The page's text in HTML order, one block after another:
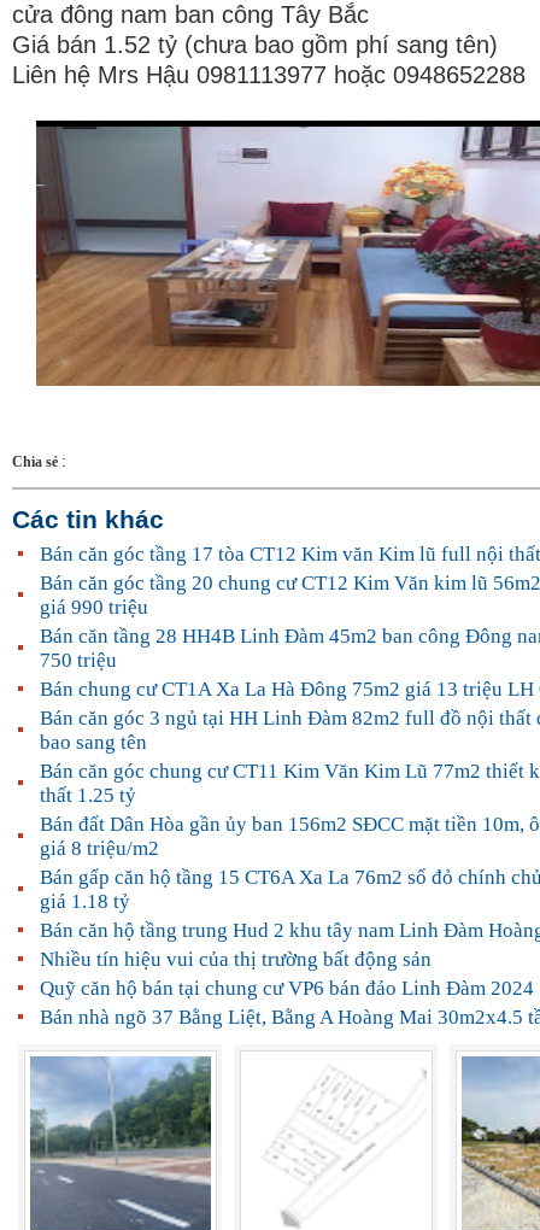
cửa đông nam ban công Tây Bắc
Giá bán 1.52 tỷ (chưa bao gồm phí sang tên)
Liên hệ Mrs Hậu 0981113977 hoặc 0948652288
Chia sẻ :
Các tin khác
Bán căn góc tầng 17 tòa CT12 Kim văn Kim lũ full nội thất
Bán căn góc tầng 20 chung cư CT12 Kim Văn kim lũ
giá 990 triệu
Bán căn tầng 28 HH4B Linh Đàm 45m2 ban công Đông
750 triệu
Bán chung cư CT1A Xa La Hà Đông 75m2 giá 13 triệu
Bán căn góc 3 ngủ tại HH Linh Đàm 82m2 full đồ nội thất
bao sang tên
Bán căn góc chung cư CT11 Kim Văn Kim Lũ 77m2 thiết
thất 1.25 tỷ
Bán đất Dân Hòa gần ủy ban 156m2 SĐCC mặt tiền 10m,
giá 8 triệu/m2
Bán gấp căn hộ tầng 15 CT6A Xa La 76m2 sổ đỏ chính
giá 1.18 tỷ
Bán căn hộ tầng trung Hud 2 khu tây nam Linh Đàm
Nhiều tín hiệu vui của thị trường bất động sản
Quỹ căn hộ bán tại chung cư VP6 bán đảo Linh Đàm 2024
Bán nhà ngõ 37 Bằng Liệt, Bằng A Hoàng Mai 30m2x4.5